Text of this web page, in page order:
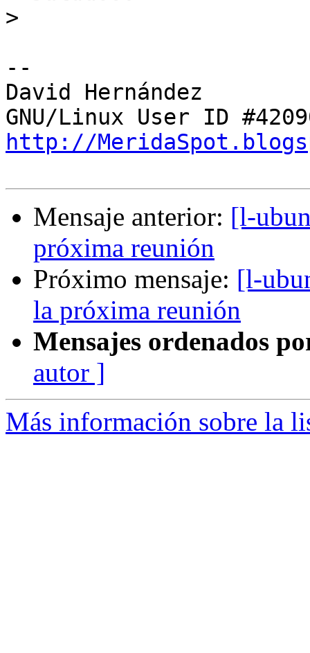
>
--
David Hernández
http://
Mensaje anterior: [l-
próxima reunión
Próximo mensaje: [l-
la próxima reunión
Mensajes ordenados
autor ]
Más información sobre la